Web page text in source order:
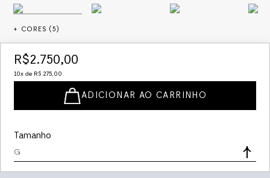
+ CORES (5)
Tamanho
G
R$2.750,00
10x de R$ 275,00
ADICIONAR AO CARRINHO